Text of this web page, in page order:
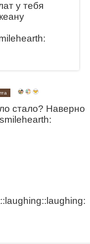
у тебя
стало? Наверно